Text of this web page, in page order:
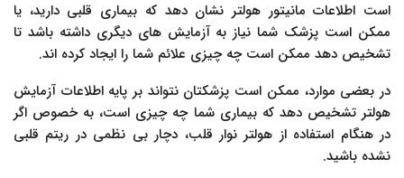
است اطلاعات مانیتور هولتر نشان دهد که بیماری قلبی دارید، یا
ممکن است پزشک شما نیاز به آزمایش های دیگری داشته باشد تا
تشخیص دهد ممکن است چه چیزی علائم شما را ایجاد کرده اند.
در بعضی موارد، ممکن است پزشکتان نتواند بر پایه اطلاعات آزمایش
هولتر تشخیص دهد که بیماری شما چه چیزی است، به خصوص اگر
در هنگام استفاده از هولتر نوار قلب، دچار بی نظمی در ریتم قلبی
نشده باشید.